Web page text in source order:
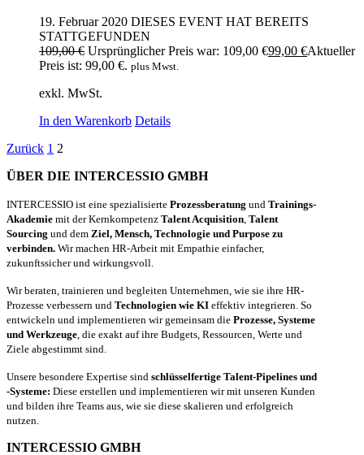
19. Februar 2020 DIESES EVENT HAT BEREITS
STATTGEFUNDEN
109,00€ Ursprünglicher Preis war: 109,00 €99,00 €Aktueller
Preis ist: 99,00 €. plus Mwst.
exkl. MwSt.
In den Warenkorb Details
Zurück 1 2
ÜBER DIE INTERCESSIO GMBH
INTERCESSIO ist eine spezialisierte Prozessberatung und Trainings-
Akademie mit der Kernkompetenz Talent Acquisition Talent
Sourcing und dem Ziel, Mensch, Technologie und Purpose zu
verbinden. Wir machen HR-Arbeit mit Empathie einfacher,
zukunftssicher und wirkungsvoll.
Wir beraten, trainieren und begleiten Unternehmen, wie sie ihre HR-
Prozesse verbessern und Technologien wie KI effektiv integrieren. So
entwickeln und implementieren wir gemeinsam die Prozesse, Systeme
und Werkzeuge , die exakt auf ihre Budgets, Ressourcen, Werte und
Ziele abgestimmt sind.
Unsere besondere Expertise sind schlüsselfertige Talent-Pipelines und
-Systeme: Diese erstellen und implementieren wir mit unseren Kunden
und bilden ihre Teams aus, wie sie diese skalieren und erfolgreich
nutzen.
INTERCESSIO GMBH